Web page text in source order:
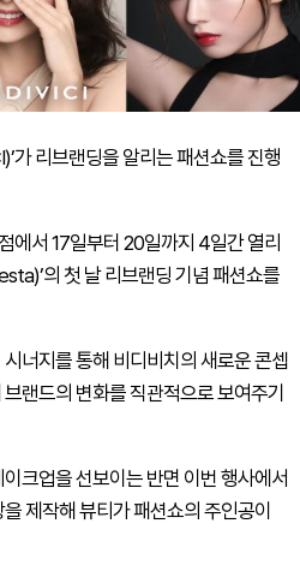
가 리브랜딩을 알리는 패션쇼를 진행
에서 17일부터 20일까지 4일간 열리
의 첫 날 리브랜딩 기념 패션쇼를
너지를 통해 비디비치의 새로운 콘셉
랜드의 변화를 직관적으로 보여주기
크업을 선보이는 반면 이번 행사에서
제작해 뷰티가 패션쇼의 주인공이